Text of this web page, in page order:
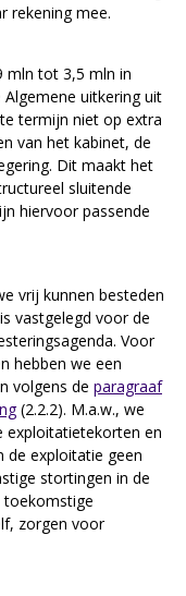
rekening mee.
mln tot 3,5 mln in
Algemene uitkering uit
termijn niet op extra
van het kabinet, de
Dit maakt het
sluitende
hiervoor passende
vrij kunnen besteden
vastgelegd voor de
Voor
hebben we een
volgens de paragraaf
(2.2.2). M.a.w., we
exploitatietekorten en
exploitatie geen
stortingen in de
toekomstige
zorgen voor